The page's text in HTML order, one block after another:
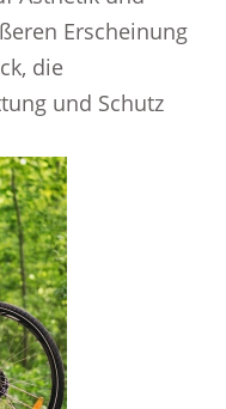
Erscheinung
die
und Schutz